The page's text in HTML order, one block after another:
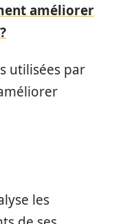
améliorer
utilisées par
les